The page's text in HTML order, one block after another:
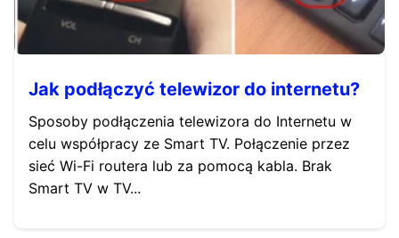
Jak podłączyć telewizor do internetu?
Sposoby podłączenia telewizora do Internetu w
celu współpracy ze Smart TV. Połączenie przez
sieć Wi-Fi routera lub za pomocą kabla. Brak
Smart TV w TV...